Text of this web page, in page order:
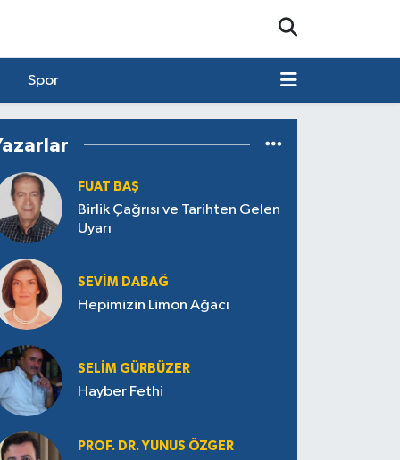
Spor
FUAT BAŞ
Birlik Çağrısı ve Tarihten Gelen
Uyarı
SEVIM DABAĞ
Hepimizin Limon Ağacı
SELIM GÜRBÜZER
Hayber Fethi
PROF. DR. YUNUS ÖZGER